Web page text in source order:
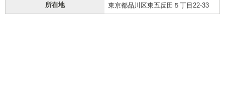
所在地 東京都品川区東五反田５丁目22-33